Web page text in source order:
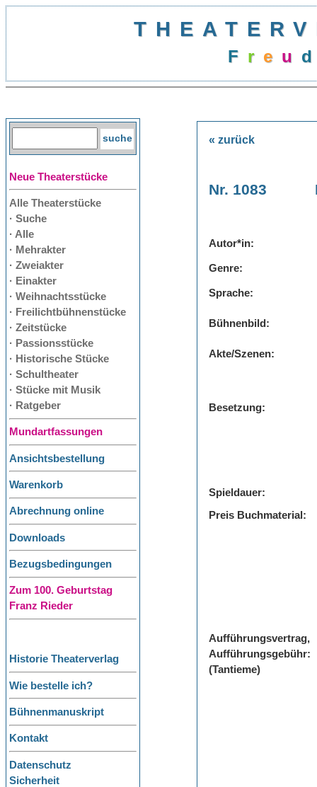
F r e u d
Neue Theaterstücke
Alle Theaterstücke
· Suche
· Alle
· Mehrakter
· Zweiakter
· Einakter
· Weihnachtsstücke
· Freilichtbühnenstücke
· Zeitstücke
· Passionsstücke
· Historische Stücke
· Schultheater
· Stücke mit Musik
· Ratgeber
Mundartfassungen
Ansichtsbestellung
Warenkorb
Abrechnung online
Downloads
Bezugsbedingungen
Zum 100. Geburtstag
Franz Rieder
Historie Theaterverlag
Wie bestelle ich?
Bühnenmanuskript
Kontakt
Datenschutz
Sicherheit
« zurück
Nr. 1083
Autor*in:
Genre:
Sprache:
Bühnenbild:
Akte/Szenen:
Besetzung:
Spieldauer:
Preis Buchmaterial:
Aufführungsvertrag,
Aufführungsgebühr:
(Tantieme)